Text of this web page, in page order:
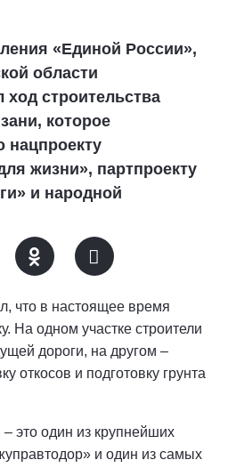
«Единой России»,
области
строительства
которое
нацпроекту
жизни», партпроекту
и народной
что в настоящее время
На одном участке строители
дороги, на другом –
откосов и подготовку грунта
это один из крупнейших
и один из самых